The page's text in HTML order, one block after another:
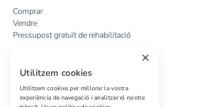
Comprar
Vendre
Pressupost gratuït de rehabilitació
Marketing digital
Compradors internacionals
Propietats off-market
×
Utilitzem cookies
Utilitzem cookies per millorar la vostra
experiència de navegació i analitzar el nostre